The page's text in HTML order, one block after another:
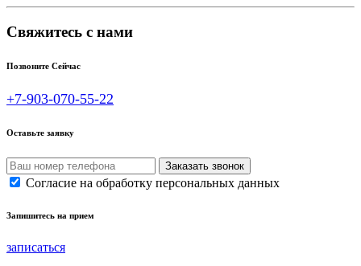
Свяжитесь с нами
Позвоните Сейчас
+7-903-070-55-22
Оставьте заявку
Согласие на обработку персональных данных
Запишитесь на прием
записаться